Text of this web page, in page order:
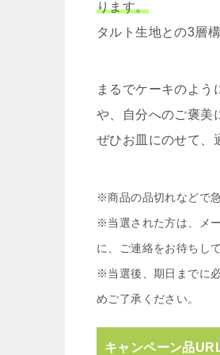
ります。
タルト生地との3層
まるでケーキのよう
や、自分へのご褒美
ぜひお皿にのせて、
※商品の品切れなどで
※当選された方は、メ
に、ご連絡をお待ちし
※当選後、期日までに
めご了承ください。
キャンペーン品